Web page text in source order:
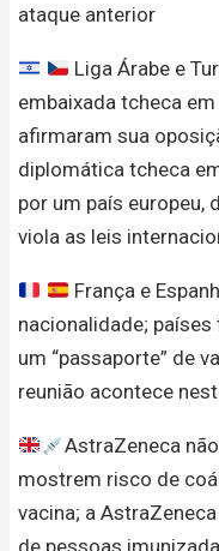
ataque anterior
Liga Árabe e
embaixada tcheca
afirmaram sua
diplomática tcheca
por um país europeu,
viola as leis
França e
nacionalidade;
um “passaporte” de
reunião acontece
AstraZeneca
mostrem risco de
vacina; a
de pessoas